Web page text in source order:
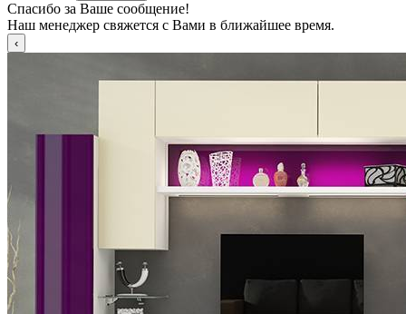
Спасибо за Ваше сообщение!
Наш менеджер свяжется с Вами в ближайшее время.